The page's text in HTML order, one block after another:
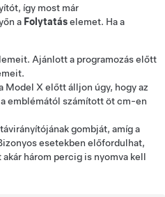
így most már
a Folytatáselemet. Ha a
Ajánlott a programozás előtt
Model X előtt álljon úgy, hogy az
emblémától számítottöt cm-en
gombját, amíg a
esetekben előfordulhat,
három percig is nyomva kell